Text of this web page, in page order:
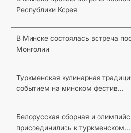
Республики Корея
В Минске состоялась встреча
Монголии
Туркменская кулинарная
событием на минском фестив...
Белорусская сборная и
присоединились к туркменском...